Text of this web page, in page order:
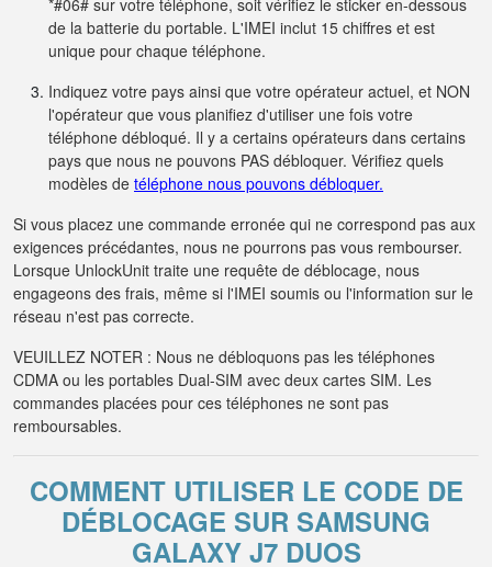
*#06# sur votre téléphone, soit vérifiez le sticker en-dessous
de la batterie du portable. L'IMEI inclut 15 chiffres et est
unique pour chaque téléphone.
Indiquez votre pays ainsi que votre opérateur actuel, et NON
l'opérateur que vous planifiez d'utiliser une fois votre
téléphone débloqué. Il y a certains opérateurs dans certains
pays que nous ne pouvons PAS débloquer. Vérifiez quels
modèles de téléphone nous pouvons débloquer.
Si vous placez une commande erronée qui ne correspond pas aux
exigences précédantes, nous ne pourrons pas vous rembourser.
Lorsque UnlockUnit traite une requête de déblocage, nous
engageons des frais, même si l'IMEI soumis ou l'information sur le
réseau n'est pas correcte.
VEUILLEZ NOTER : Nous ne débloquons pas les téléphones
CDMA ou les portables Dual-SIM avec deux cartes SIM. Les
commandes placées pour ces téléphones ne sont pas
remboursables.
COMMENT UTILISER LE CODE DE
DÉBLOCAGE SUR SAMSUNG
GALAXY J7 DUOS